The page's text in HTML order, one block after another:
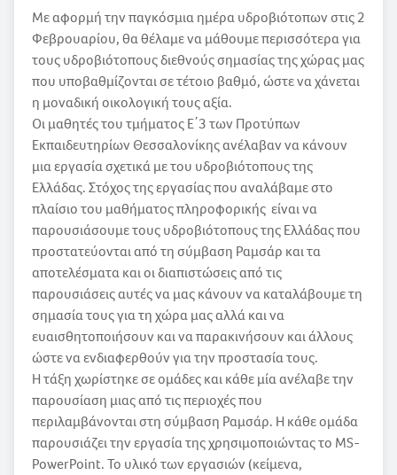
Με αφορμή την παγκόσμια ημέρα υδροβιότοπων στις 2
Φεβρουαρίου, θα θέλαμε να μάθουμε περισσότερα για
τους υδροβιότοπους διεθνούς σημασίας της χώρας μας
που υποβαθμίζονται σε τέτοιο βαθμό, ώστε να χάνεται
η μοναδική οικολογική τους αξία.
Οι μαθητές του τμήματος Ε΄3 των Προτύπων
Εκπαιδευτηρίων Θεσσαλονίκης ανέλαβαν να κάνουν
μια εργασία σχετικά με του υδροβιότοπους της
Ελλάδας. Στόχος της εργασίας που αναλάβαμε στο
πλαίσιο του μαθήματος πληροφορικής είναι να
παρουσιάσουμε τους υδροβιότοπους της Ελλάδας που
προστατεύονται από τη σύμβαση Ραμσάρ και τα
αποτελέσματα και οι διαπιστώσεις από τις
παρουσιάσεις αυτές να μας κάνουν να καταλάβουμε τη
σημασία τους για τη χώρα μας αλλά και να
ευαισθητοποιήσουν και να παρακινήσουν και άλλους
ώστε να ενδιαφερθούν για την προστασία τους.
Η τάξη χωρίστηκε σε ομάδες και κάθε μία ανέλαβε την
παρουσίαση μιας από τις περιοχές που
περιλαμβάνονται στη σύμβαση Ραμσάρ. Η κάθε ομάδα
παρουσιάζει την εργασία της χρησιμοποιώντας το MS-
PowerPoint. Το υλικό των εργασιών (κείμενα,